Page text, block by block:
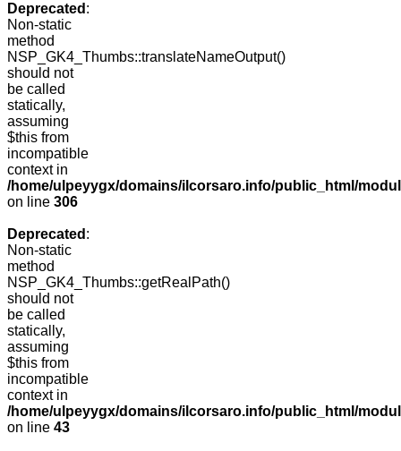
Deprecated :
Non-static
method
NSP_GK4_Thumbs::translateNameOutput()
should not
be called
statically,
assuming
$this from
incompatible
context in
/home/ulpeyygx/domains/ilcorsaro.info/public_html/
on line 306
Deprecated :
Non-static
method
NSP_GK4_Thumbs::getRealPath()
should not
be called
statically,
assuming
$this from
incompatible
context in
/home/ulpeyygx/domains/ilcorsaro.info/public_html/
on line 43